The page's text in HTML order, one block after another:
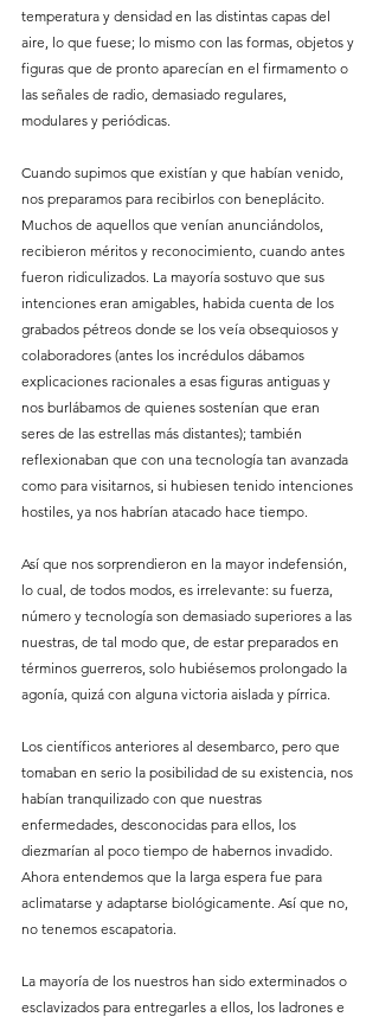
temperatura y densidad en las distintas capas del
aire, lo que fuese; lo mismo con las formas, objetos y
figuras que de pronto aparecían en el firmamento o
las señales de radio, demasiado regulares,
modulares y periódicas.
Cuando supimos que existían y que habían venido,
nos preparamos para recibirlos con beneplácito.
Muchos de aquellos que venían anunciándolos,
recibieron méritos y reconocimiento, cuando antes
fueron ridiculizados. La mayoría sostuvo que sus
intenciones eran amigables, habida cuenta de los
grabados pétreos donde se los veía obsequiosos y
colaboradores (antes los incrédulos dábamos
explicaciones racionales a esas figuras antiguas y
nos burlábamos de quienes sostenían que eran
seres de las estrellas más distantes); también
reflexionaban que con una tecnología tan avanzada
como para visitarnos, si hubiesen tenido intenciones
hostiles, ya nos habrían atacado hace tiempo.
Así que nos sorprendieron en la mayor indefensión,
lo cual, de todos modos, es irrelevante: su fuerza,
número y tecnología son demasiado superiores a las
nuestras, de tal modo que, de estar preparados en
términos guerreros, solo hubiésemos prolongado la
agonía, quizá con alguna victoria aislada y pírrica.
Los científicos anteriores al desembarco, pero que
tomaban en serio la posibilidad de su existencia, nos
habían tranquilizado con que nuestras
enfermedades, desconocidas para ellos, los
diezmarían al poco tiempo de habernos invadido.
Ahora entendemos que la larga espera fue para
aclimatarse y adaptarse biológicamente. Así que no,
no tenemos escapatoria.
La mayoría de los nuestros han sido exterminados o
esclavizados para entregarles a ellos, los ladrones e